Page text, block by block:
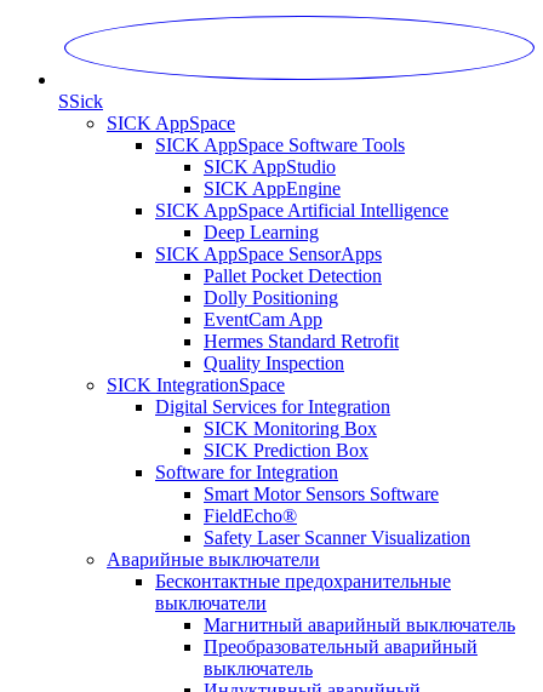
SSick
SICK AppSpace
SICK AppSpace Software Tools
SICK AppStudio
SICK AppEngine
SICK AppSpace Artificial Intelligence
Deep Learning
SICK AppSpace SensorApps
Pallet Pocket Detection
Dolly Positioning
EventCam App
Hermes Standard Retrofit
Quality Inspection
SICK IntegrationSpace
Digital Services for Integration
SICK Monitoring Box
SICK Prediction Box
Software for Integration
Smart Motor Sensors Software
FieldEcho®
Safety Laser Scanner Visualization
Аварийные выключатели
Бесконтактные предохранительные
выключатели
Магнитный аварийный выключатель
Преобразовательный аварийный
выключатель